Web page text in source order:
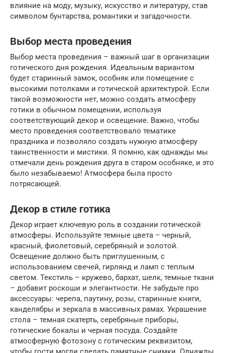
влияние на моду, музыку, искусство и литературу, став
символом бунтарства, романтики и загадочности.
Выбор места проведения
Выбор места проведения – важный шаг в организации
готического дня рождения. Идеальным вариантом
будет старинный замок, особняк или помещение с
высокими потолками и готической архитектурой. Если
такой возможности нет, можно создать атмосферу
готики в обычном помещении, используя
соответствующий декор и освещение. Важно, чтобы
место проведения соответствовало тематике
праздника и позволяло создать нужную атмосферу
таинственности и мистики. Я помню, как однажды мы
отмечали день рождения друга в старом особняке, и это
было незабываемо! Атмосфера была просто
потрясающей.
Декор в стиле готика
Декор играет ключевую роль в создании готической
атмосферы. Используйте темные цвета – черный,
красный, фиолетовый, серебряный и золотой.
Освещение должно быть приглушенным, с
использованием свечей, гирлянд и ламп с теплым
светом. Текстиль – кружево, бархат, шелк, темные ткани
– добавит роскоши и элегантности. Не забудьте про
аксессуары: черепа, паутину, розы, старинные книги,
канделябры и зеркала в массивных рамах. Украшение
стола – темная скатерть, серебряные приборы,
готические бокалы и черная посуда. Создайте
атмосферную фотозону с готическим реквизитом,